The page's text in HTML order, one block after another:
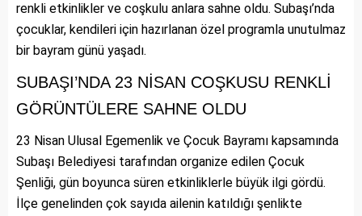
renkli etkinlikler ve coşkulu anlara sahne oldu. Subaşı’nda
çocuklar, kendileri için hazırlanan özel programla unutulmaz
bir bayram günü yaşadı.
SUBAŞI’NDA 23 NİSAN COŞKUSU RENKLİ
GÖRÜNTÜLERE SAHNE OLDU
23 Nisan Ulusal Egemenlik ve Çocuk Bayramı kapsamında
Subaşı Belediyesi tarafından organize edilen Çocuk
Şenliği, gün boyunca süren etkinliklerle büyük ilgi gördü.
İlçe genelinden çok sayıda ailenin katıldığı şenlikte